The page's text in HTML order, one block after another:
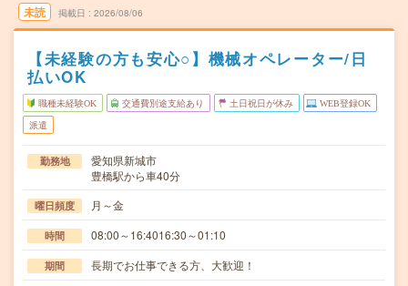
未読 掲載日 2026/08/06
【未経験の方も安心○】機械オペレーター/日
払いOK
職種未経験OK 交通費別途支給あり 土日祝日が休み WEB登録OK
派遣
勤務地
愛知県新城市
豊橋駅から車40分
曜日頻度 月～金
時間 08:00～16:4016:30～01:10
期間 長期でお仕事できる方、大歓迎！